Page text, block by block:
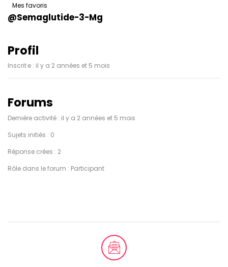
Mes favoris
@semaglutide-3-Mg
Profil
Inscrit·e : il y a 2 années et 5 mois
Forums
Dernière activité : il y a 2 années et 5 mois
Sujets initiés : 0
Réponse crées : 2
Rôle dans le forum : Participant